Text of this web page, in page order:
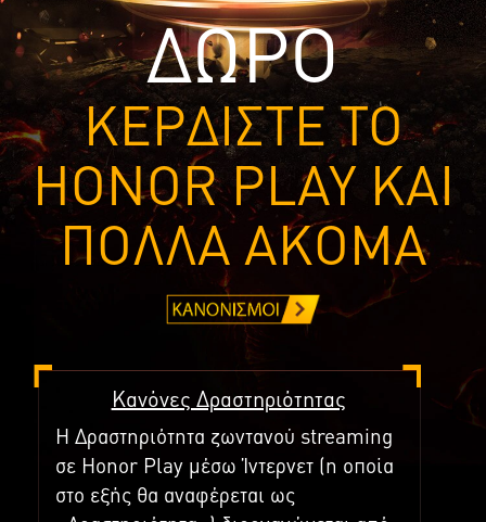
ΔΩΡΟ
ΚΕΡΔΙΣΤΕ ΤΟ
HONOR PLAY ΚΑΙ
ΠΟΛΛΑ ΑΚΟΜΑ
Κανόνες Δραστηριότητας
Η Δραστηριότητα ζωντανού streaming
σε Honor Play μέσω Ίντερνετ (η οποία
στο εξής θα αναφέρεται ως